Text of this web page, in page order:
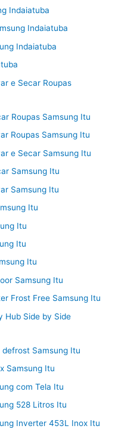
Indaiatuba
Indaiatuba
Indaiatuba
e Secar Roupas
Roupas Samsung Itu
Roupas Samsung Itu
e Secar Samsung Itu
Samsung Itu
Samsung Itu
Itu
Itu
Itu
Itu
Samsung Itu
Frost Free Samsung Itu
Hub Side by Side
Samsung Itu
Samsung Itu
com Tela Itu
528 Litros Itu
Inverter 453L Inox Itu